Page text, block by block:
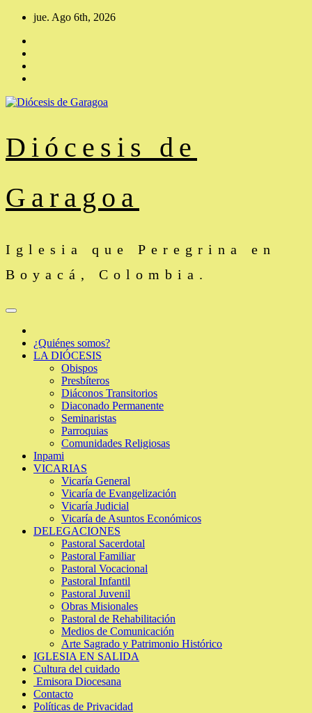
Saltar
contenido
jue. Ago 6th, 2026
Diócesis de
Garagoa
Iglesia que Peregrina en
Boyacá, Colombia.
¿Quiénes somos?
LA DIÓCESIS
Obispos
Presbíteros
Diáconos Transitorios
Diaconado Permanente
Seminaristas
Parroquias
Comunidades Religiosas
Inpami
VICARIAS
Vicaría General
Vicaría de Evangelización
Vicaría Judicial
Vicaría de Asuntos Económicos
DELEGACIONES
Pastoral Sacerdotal
Pastoral Familiar
Pastoral Vocacional
Pastoral Infantil
Pastoral Juvenil
Obras Misionales
Pastoral de Rehabilitación
Medios de Comunicación
Arte Sagrado y Patrimonio Histórico
IGLESIA EN SALIDA
Cultura del cuidado
Emisora Diocesana
Contacto
Políticas de Privacidad